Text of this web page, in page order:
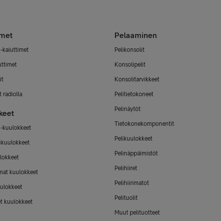
kaiuttimet
radiolla
kuulokkeet
kuulokkeet
kuulokkeet
Pelaaminen
Pelikonsolit
Konsolipelit
Konsolitarvikkeet
Pelitietokoneet
Pelinäytöt
Tietokonekomponentit
Pelikuulokkeet
Pelinäppäimistöt
Pelihiiret
Pelihiirimatot
Pelituolit
Muut pelituotteet